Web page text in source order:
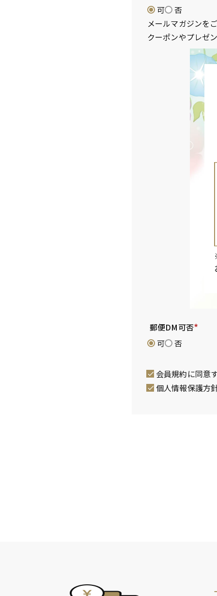
可
否
メールマガジンを
クーポンやプレゼ
郵便DM可否
)
可 否
会員規約に同意
個人情報保護方